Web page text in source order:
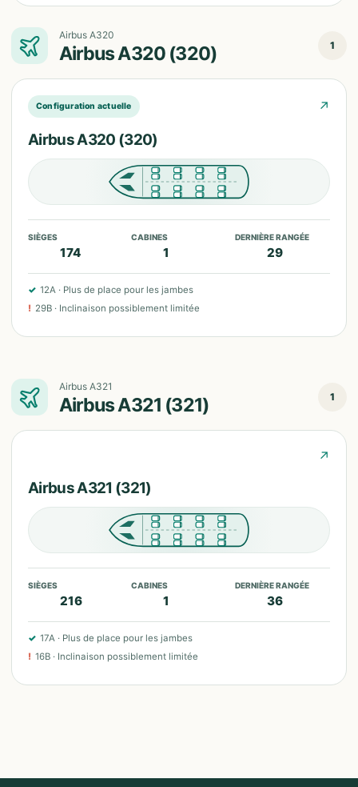
Airbus A320
Airbus A320 (320) 1
Configuration actuelle ↗
Airbus A320 (320)
SIÈGES
174
CABINES
1
DERNIÈRE RANGÉE
29
✓ 12A · Plus de place pour les jambes
! 29B · Inclinaison possiblement limitée
Airbus A321
Airbus A321 (321) 1
↗
Airbus A321 (321)
SIÈGES
216
CABINES
1
DERNIÈRE RANGÉE
36
✓ 17A · Plus de place pour les jambes
! 16B · Inclinaison possiblement limitée